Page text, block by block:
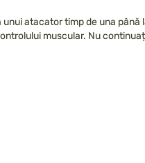
atacator timp de una
muscular. Nu